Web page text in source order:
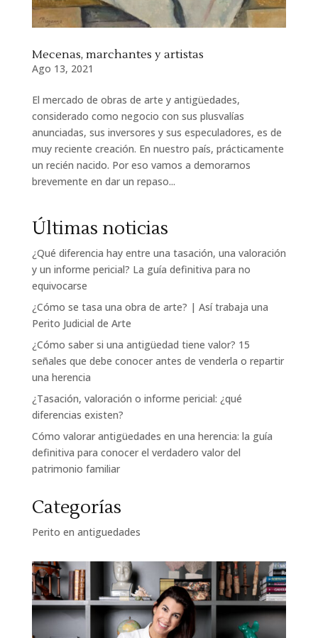
Mecenas, marchantes y artistas
Ago 13, 2021
El mercado de obras de arte y antigüedades,
considerado como negocio con sus plusvalías
anunciadas, sus inversores y sus especuladores, es de
muy reciente creación. En nuestro país, prácticamente
un recién nacido. Por eso vamos a demorarnos
brevemente en dar un repaso...
Últimas noticias
¿Qué diferencia hay entre una tasación, una valoración
y un informe pericial? La guía definitiva para no
equivocarse
¿Cómo se tasa una obra de arte? | Así trabaja una
Perito Judicial de Arte
¿Cómo saber si una antigüedad tiene valor? 15
señales que debe conocer antes de venderla o repartir
una herencia
¿Tasación, valoración o informe pericial: ¿qué
diferencias existen?
Cómo valorar antigüedades en una herencia: la guía
definitiva para conocer el verdadero valor del
patrimonio familiar
Categorías
Perito en antiguedades